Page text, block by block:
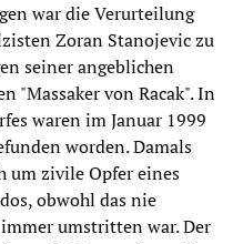
war die Verurteilung
Zoran Stanojevic zu
seiner angeblichen
"Massaker von Racak". In
waren im Januar 1999
worden. Damals
um zivile Opfer eines
obwohl das nie
umstritten war. Der